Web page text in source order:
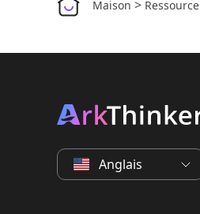
Maison > Ressource
Anglais